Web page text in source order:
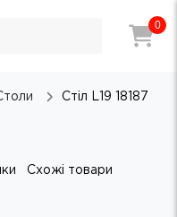
0
Стіл L19 18187
Схожі товари